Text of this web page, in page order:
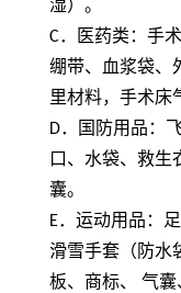
湿）。
C．医药类：手
绷带、血浆袋、
里材料，手术床
D．国防用品：
口、水袋、救生
囊。
E．运动用品：
滑雪手套（防水
板、商标、 气